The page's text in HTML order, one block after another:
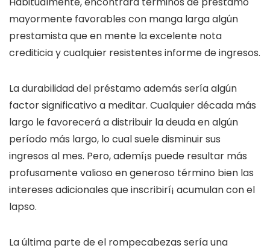
mayormente favorables con manga larga algún
prestamista que en mente la excelente nota
crediticia y cualquier resistentes informe de ingresos.
La durabilidad del préstamo además serí­a algún
factor significativo a meditar. Cualquier década más
largo le favorecerá a distribuir la deuda en algún
período más largo, lo cual suele disminuir sus
ingresos al mes. Pero, ademí¡s puede resultar más
profusamente valioso en generoso término bien las
intereses adicionales que inscribirí¡ acumulan con el
lapso.
La última parte de el rompecabezas serí­a una